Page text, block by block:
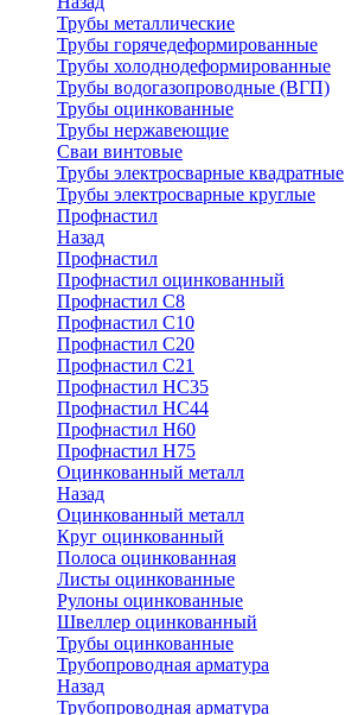
Трубы металлические
Трубы горячедеформированные
Трубы холоднодеформированные
Трубы водогазопроводные (ВГП)
Трубы оцинкованные
Трубы нержавеющие
Сваи винтовые
Трубы электросварные квадратные
Трубы электросварные круглые
Профнастил
Назад
Профнастил
Профнастил оцинкованный
Профнастил С8
Профнастил С10
Профнастил С20
Профнастил С21
Профнастил НС35
Профнастил НС44
Профнастил Н60
Профнастил Н75
Оцинкованный металл
Назад
Оцинкованный металл
Круг оцинкованный
Полоса оцинкованная
Листы оцинкованные
Рулоны оцинкованные
Швеллер оцинкованный
Трубы оцинкованные
Трубопроводная арматура
Назад
Трубопроводная арматура